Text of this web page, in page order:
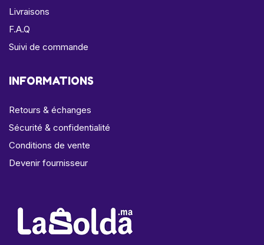
Livraisons
F.A.Q
Suivi de commande
INFORMATIONS
Retours & échanges
Sécurité & confidentialité
Conditions de vente
Devenir fournisseur